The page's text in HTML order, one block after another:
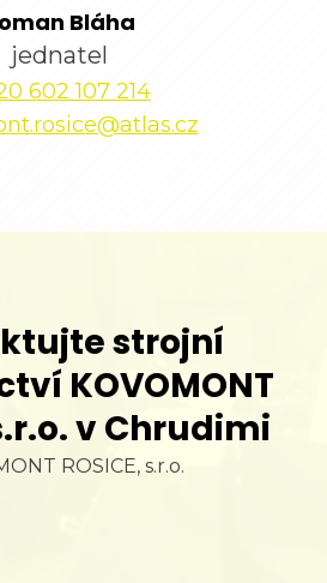
Bláha
jednatel
602 107 214
strojní
KOVOMONT
v Chrudimi
ROSICE, s.r.o.